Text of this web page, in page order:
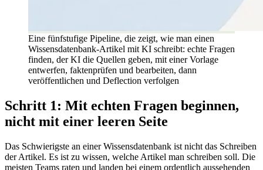
Eine fünfstufige Pipeline, die zeigt, wie man einen
Wissensdatenbank-Artikel mit KI schreibt: echte Fragen
finden, der KI die Quellen geben, mit einer Vorlage
entwerfen, faktenprüfen und bearbeiten, dann
veröffentlichen und Deflection verfolgen
Schritt 1: Mit echten Fragen beginnen,
nicht mit einer leeren Seite
Das Schwierigste an einer Wissensdatenbank ist nicht das Schreiben
der Artikel. Es ist zu wissen, welche Artikel man schreiben soll. Die
meisten Teams raten und landen bei einem ordentlich aussehenden